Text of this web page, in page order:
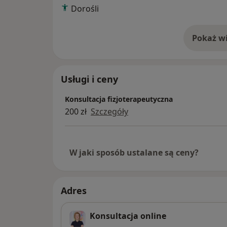
trening funkcjonalny
akupunktura w schorzeniach narządu
Dorośli
Pokażo
Usługi i ceny
Konsultacja fizjoterapeutyczna
200 zł Szczegóły
W jaki sposób ustalane są ceny?
Adres
Konsultacja online